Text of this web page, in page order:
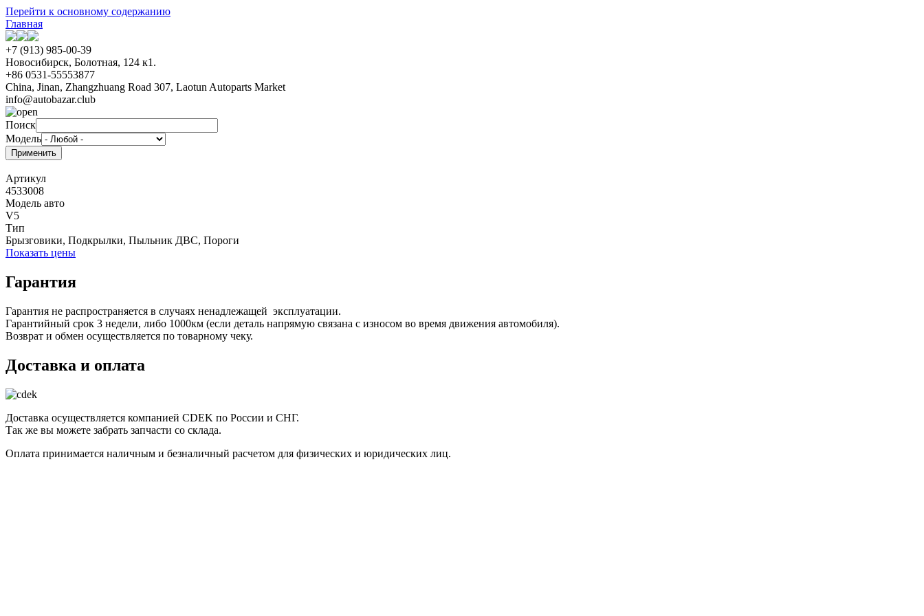
Перейти к основному содержанию
Главная
+7 (913) 985-00-39
Новосибирск, Болотная, 124 к1.
+86 0531-55553877
China, Jinan, Zhangzhuang Road 307, Laotun Autoparts Market
info@autobazar.club
Поиск
Модель
Артикул
4533008
Модель авто
V5
Тип
Брызговики, Подкрылки, Пыльник ДВС, Пороги
Показать цены
Гарантия
Гарантия не распространяется в случаях ненадлежащей эксплуатации.
Гарантийный срок 3 недели, либо 1000км (если деталь напрямую связана с износом во время движения автомобиля).
Возврат и обмен осуществляется по товарному чеку.
Доставка и оплата
Доставка осуществляется компанией CDEK по России и СНГ.
Так же вы можете забрать запчасти со склада.
Оплата принимается наличным и безналичный расчетом для физических и юридических лиц.